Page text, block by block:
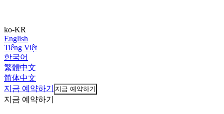
ko-KR
English
Tiếng Việt
한국어
繁體中文
简体中文
지금 예약하기
지금 예약하기
지금 예약하기